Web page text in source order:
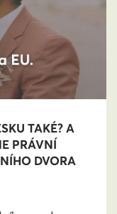
TAKÉ? A
PRÁVNÍ
DVORA